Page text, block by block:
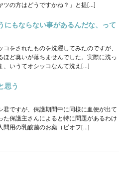
ツの方はどうですかね？」と提[…]
にもならない事があるんだな、って
コをされたものを洗濯してみたのですが、
ほど臭いが落ちませんでした。実際に洗っ
、いうてオシッコなんて洗え[…]
思う
君ですが、保護期間中に同様に血便が出て
た保護主さんによると特に問題があるわけ
間用の乳酸菌のお薬（ビオフ[…]